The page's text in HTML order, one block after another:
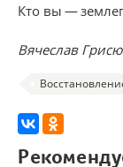
Кто вы —
Вячеслав